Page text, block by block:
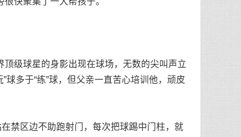
级球星的身影出现在球场，无数的尖叫声立
多于“练”球，但父亲一直苦心培训他，顽皮
禁区边不助跑射门，每次把球踢中门柱，就